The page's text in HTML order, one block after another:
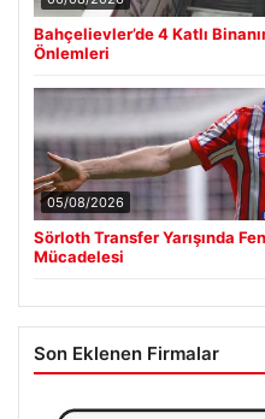
Bahçelievler’de 4 Katlı
Önlemleri
05/08/2026
Sörloth Transfer Yarışında
Mücadelesi
Son Eklenen Firmalar